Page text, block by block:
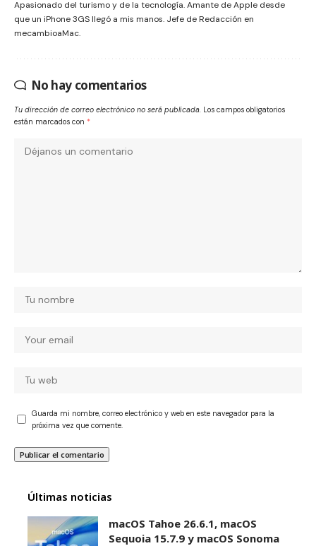
Apasionado del turismo y de la tecnología. Amante de Apple desde
que un iPhone 3GS llegó a mis manos. Jefe de Redacción en
mecambioaMac.
No hay comentarios
Tu dirección de correo electrónico no será publicada. Los campos obligatorios
están marcados con *
Guarda mi nombre, correo electrónico y web en este navegador para la
próxima vez que comente.
Últimas noticias
macOS Tahoe 26.6.1, macOS
Sequoia 15.7.9 y macOS Sonoma